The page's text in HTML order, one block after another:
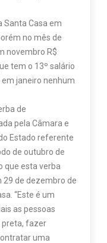
Santa Casa em
no mês de
novembro R$
tem o 13º salário
em janeiro nenhum
de
pela Câmara e
Estado referente
de outubro de
que esta verba
de dezembro de
“Este é um
as pessoas
preta, fazer
uma